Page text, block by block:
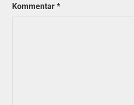
Kommentar *